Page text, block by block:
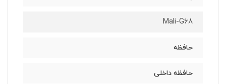
Mali-G68
حافظه
حافظه داخلی